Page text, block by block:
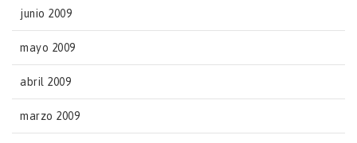
junio 2009
mayo 2009
abril 2009
marzo 2009